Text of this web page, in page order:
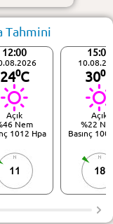
Tahmini
12:00
24⁰C
Açık
Nem
1012 Hpa
11
15:00
30⁰C
Açık
%22
Basınç
18